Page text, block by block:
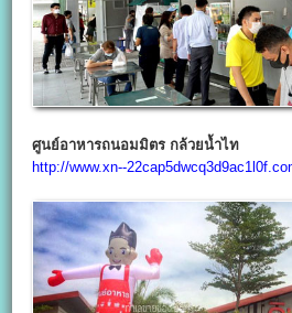
ศูนย์อาหารถนอมมิตร กล้วยน้ำไท
http://www.xn--